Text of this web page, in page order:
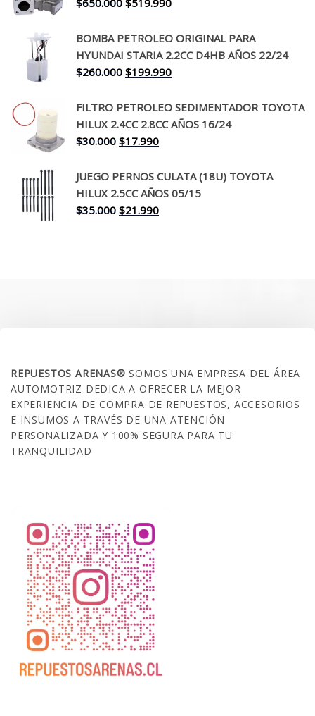
$130.000.$94.990.
original
era:
$650.000.
actual
es:
$519.990.
BOMBA PETROLEO ORIGINAL PARA
HYUNDAI STARIA 2.2CC D4HB AÑOS 22/24
$260.000 El
original
era:
$260.000.
$199.990El
actual
es:
FILTRO PETROLEO SEDIMENTADOR TOYOTA
HILUX 2.4CC 2.8CC AÑOS 16/24
$30.000 El
original
era:
$30.000.
$17.990El
actual
es:
$17.990.
JUEGO PERNOS CULATA (18U) TOYOTA
HILUX 2.5CC AÑOS 05/15
$35.000 El
$21.990El
REPUESTOS ARENAS®SOMOS UNA EMPRESA DEL ÁREA
AUTOMOTRIZ DEDICA A OFRECER LA MEJOR
EXPERIENCIA DE COMPRA DE REPUESTOS, ACCESORIOS
E INSUMOS A TRAVÉS DE UNA ATENCIÓN
PERSONALIZADA Y 100% SEGURA PARA TU
TRANQUILIDAD